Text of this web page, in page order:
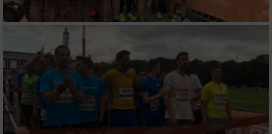
Wir nutzen Ihre Daten für folgende Zwecke:
IAB-Verarbeitungszwecke:
Speichern von oder Zugriff auf Informationen
auf einem Endgerät
Verwendung reduzierter Daten zur Auswahl
von Werbeanzeigen
Erstellung von Profilen für personalisierte